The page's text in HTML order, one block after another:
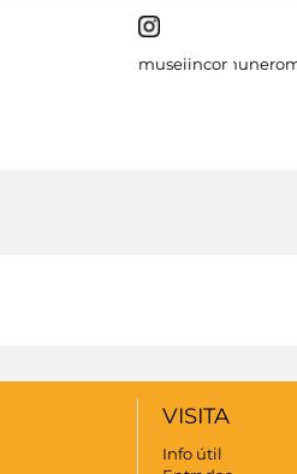
VISITA
Info útil